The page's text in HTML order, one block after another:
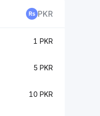
PKR
1 PKR
5 PKR
10 PKR